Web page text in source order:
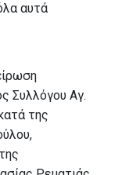
αυτά
Συλλόγου Αγ.
της